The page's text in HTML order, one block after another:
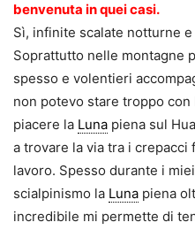
benvenuta in quei casi.
Sì, infinite scalate notturne
Soprattutto nelle montagne
spesso e volentieri
non potevo stare troppo
piacere la Luna piena sul
a trovare la via tra i
lavoro. Spesso durante i
scialpinismo la Luna piena
incredibile mi permette di